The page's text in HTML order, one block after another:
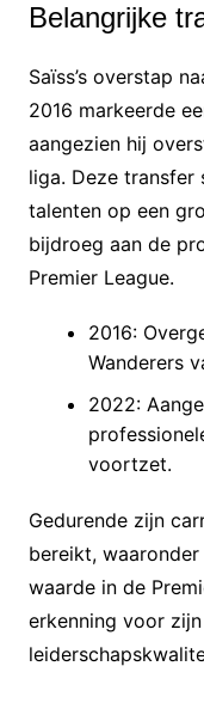
Belangrijke
Saïss’s overstap
2016 markeerde
aangezien hij
liga. Deze transfer
talenten op een
bijdroeg aan de
Premier League.
2016:
Wanderers
2022:
voortzet.
Gedurende zijn
bereikt,
waarde in de
erkenning voor